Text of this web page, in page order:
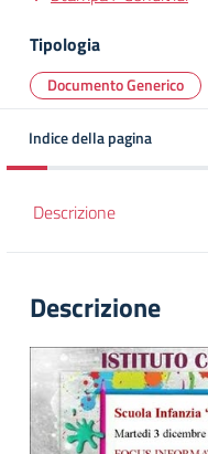
Tipologia
Documento Generico
Indice della pagina
Descrizione
Descrizione